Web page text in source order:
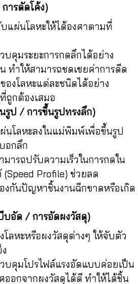
ารดัดโค้ง)
แผ่นโลหะให้ได้องศาตามที่
บคุมระยะการกดลึกได้อย่าง
ทำให้สามารถชดเชยค่าการดีด
องโลหะแต่ละชนิดได้อย่าง
ถูกต้องเสมอ
รูป / การขึ้นรูปทรงลึก)
นโลหะลงในแม่พิมพ์เพื่อขึ้นรูป
อกลึก
มารถปรับความเร็วในการกดใน
Profile) ช่วยลด
งกันปัญหาชิ้นงานฉีกขาดหรือเกิด
บอัด / การอัดผงวัสดุ)
โลหะหรือผงวัสดุต่างๆ ให้จับตัว
บคุมโปรไฟล์แรงอัดแบบค่อยเป็น
ออกจากผงวัสดุได้ดี ทำให้ได้ชิ้น